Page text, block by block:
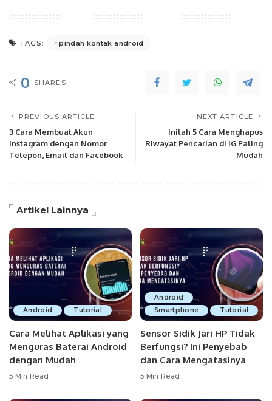
TAGS: pindah kontak android
0 SHARES
PREVIOUS ARTICLE
3 Cara Membuat Akun
Instagram dengan Nomor
Telepon, Email dan Facebook
NEXT ARTICLE
Inilah 5 Cara Menghapus
Riwayat Pencarian di IG Paling
Mudah
Artikel Lainnya
Android Tutorial
Cara Melihat Aplikasi yang
Menguras Baterai Android
dengan Mudah
5 Min Read
Android
Smartphone
Tutorial
Sensor Sidik Jari HP Tidak
Berfungsi? Ini Penyebab
dan Cara Mengatasinya
5 Min Read